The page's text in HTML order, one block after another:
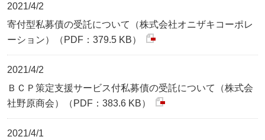
2021/4/2
寄付型私募債の受託について（株式会社オニザキコーポレ
ーション）（PDF：379.5 KB）
2021/4/2
ＢＣＰ策定支援サービス付私募債の受託について（株式会
社野原商会）（PDF：383.6 KB）
2021/4/1